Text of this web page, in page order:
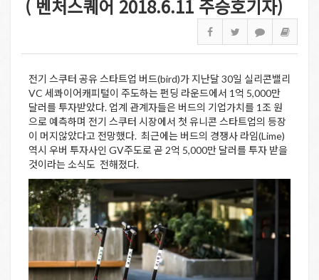
( 벤처스퀘어 2018.6.11 주승호기자)
전기 스쿠터 공유 스타트업 버드(bird)가 지난달 30일 실리콘밸리
VC 세콰이어캐피털이 주도하는 펀딩 라운드에서 1억 5,000만
달러를 투자받았다. 업계 관계자들은 버드의 기업가치를 1조 원
으로 예측하며 전기 스쿠터 시장에서 첫 유니콘 스타트업의 등장
이 머지않았다고 전망했다. 최근에는 버드의 경쟁사 라임(Lime)
역시 우버 투자사인 GV주도로 곧 2억 5,000만 달러를 투자 받을
것이라는 소식도 전해졌다.